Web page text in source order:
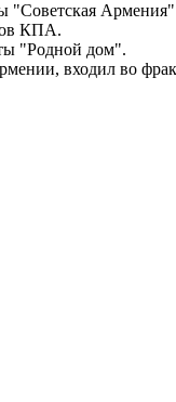
"Советская
КПА.
"Родной дом".
входил во